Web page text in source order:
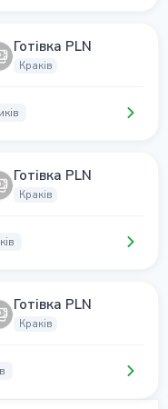
Готівка PLN
Краків
Готівка PLN
Краків
Готівка PLN
Краків